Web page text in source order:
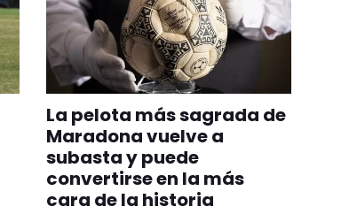
La pelota más sagrada de
Maradona vuelve a
subasta y puede
convertirse en la más
cara de la historia